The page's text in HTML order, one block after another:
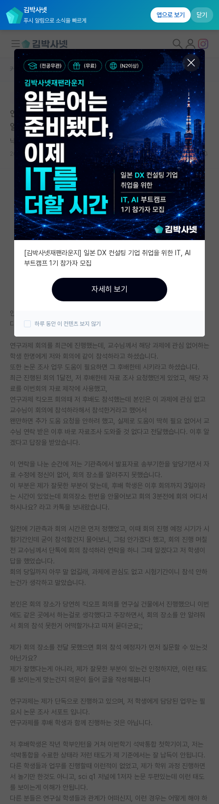
김박사넷
푸시 알림으로 소식을 빠르게
앱으로 보기 닫기
대학원생 모집
국내대학원 정보
연구실&오픈랩
커뮤니티
커뮤니티 홈
전체글보기
베스트 게시판
IF 명예의전당
자유 게시판(아무개랩)
미국 유학 게시판
미국 대학원 합격 후기 게시판
대학원생 모집 게시판
연구실(PI) 홍보 게시판
석박사 채용 정보 게시판
임용 정보 게시판
학부 인턴 게시판
취업 게시판
임용 후기 게시판
인문사회 계열 게시판
특수/전문대학원 게시판
반도체/AI 게시판
장학금/장학생 게시판
학술 정보 게시판
홍보 게시판
유학교육
이벤트
반도체 아카데미
재팬라운지 🌸
커뮤니티 홈 자유 게시판(아무개랩)
본문이 수정되지 않는 박제글입니다.
연구실 학생과의 관계에 대한 질문입니다! 최근에 있었던
일인데 납득이 가지 않아 글 올려봅니다
낙천적인 피터 힉스
*
2026.05.11
15 11209
안녕하세요, 최근 있었던 일인데 이해가 안되는 일이 있어서 글 작성해봅니
다.
연구과제 회의를 최근에 진행했는데, 교수님께서 해당 과제에 관심 없어하는
학생 한명에게 저와 회의에 같이 참석하라고 하셨습니다.
또한 논문 조사 업무 도움이 필요하면 그 후배한테 시키라고 하셨습니다.
최근 진행된 회의 1달전, 저 후배한테 자료 조사 요청했던게 있었고, 해당 자
료를 이번회의 자료 제작에 사용했고,
연구과제 킥오프 회의때 저 후배도 참석했는데 본인은 이 과제에 관심 없고
교수님이 회의에 참석하라해서 참석한거라고 했어서
왠만하면 추가 도움 요청을 안하려 했고, 실제로 도움이 딱히 필요 없어서 교
수님 연락 받은 이후 바로 자료조사 도와줄 것 없다고 전달했습니다. 이후 알
겠다고 답장을 받았습니다.
이 연락을 나눈 순간에 저는 기관측에서 발표자료 송부기한을 앞당기면서 자
료 수정에 정신이 없어, 회의 장소를 알려주지 못했습니다.
이 부분은 제가 잘못한 부분이 맞는데, 후배 학생은 이후 회의까지 3일이라
는 시간이 있었는데 회의장소 한번을 안물어보고 회의 3분전에 회의 어디서
하시나요? 라고 카톡을 보내왔습니다.
일전에 기관측과 회의 시간은 먼저 정했었고, 이때 회의 진행 예정 시기가 시
험기간인데 굳이 참석할건지 물어보니, 그럼 안가겠다 했고, 회의 진행 며칠
전 교수님께서 단톡에 회의 참석하라 연락을 하니 그때 알겠다고 저 학생이
답을 했었습니다.
회의 당일까지 아무 말 없길래, 과제에 관심도 없고 시험기간이니 참석 안하
는건가 생각하고 말았습니다.
본인은 회의 장소가 당연히 킥오프 회의를 연구실 건물에서 진행했으니 이번
에도 같은 곳에서 하는걸로 생각했다고 주장하면서, 회의 장소를 안 알려줘
서 회의 참석 못한거 어떡할가냐고 따져 묻더군요;;
제가 회의 장소를 전달 못했으면 회의 참석 예정자가 먼저 질문할 수 있는것
아닌가요?
제가 잘했다는게 아니라, 제가 잘못한 부분이 있는건 인정하지만, 이런 태도
를 보이는게 맞는건지 의문이 들어 글을 작성해봅니다
연구과제는 제가 단독으로 진행하고 있으며, 저 학생에게 담당된 업무는 필
요시 논문 조사 서포트 입니다.
연구과제를 후배 학생과 함께 진행하는 것은 아닙니다.
저 후배학생은 작년 학부인턴을 거쳐 이번학기 석박통합 첫학기이고, 저는
석박통합을 수료한 상태라 저런 태도가 제 기준에서는 잘 납득이 안됩니다.
다른 학생들과 업무를 진행할때 이런적이 없었고, 제가 학위 과정 진행하면
서 놀기만 한것도 아니고, sci q1 저널에 1저자 논문 두편있는데 이런 태도
를 보이는게 이해가 안됩니다.
다른 분들은 연구실 학생들과 관계가 어떠신지, 이런 경우는 어떻게 해야 하
[김박사넷재팬라운지] 일본 DX 컨설팅 기업 취업을 위한 IT, AI
부트캠프 1기 참가자 모집
자세히 보기
하루 동안 이 컨텐츠 보지 않기